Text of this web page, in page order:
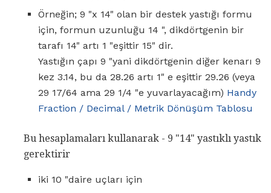
Örneğin; 9 "x 14" olan bir destek yastığı formu
için, formun uzunluğu 14 ", dikdörtgenin bir
tarafı 14" artı 1 "eşittir 15" dir.
Yastığın çapı 9 "yani dikdörtgenin diğer kenarı 9
kez 3.14, bu da 28.26 artı 1" e eşittir 29.26 (veya
29 17/64 ama 29 1/4 "e yuvarlayacağım) Handy
Fraction / Decimal / Metrik Dönüşüm Tablosu
Bu hesaplamaları kullanarak - 9 "14" yastıklı yastık
gerektirir
iki 10 "daire uçları için